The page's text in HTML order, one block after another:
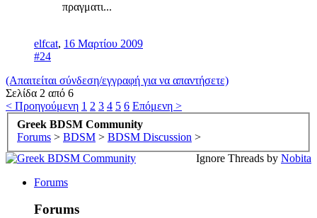
πραγματι...
elfcat, 16 Μαρτίου 2009
#24
(Απαιτείται σύνδεση/εγγραφή για να απαντήσετε)
Σελίδα 2 από 6
< Προηγούμενη 1 2 3 4 5 6 Επόμενη >
Greek BDSM Community
Forums > BDSM > BDSM Discussion >
Ignore Threads by Nobita
Forums
Forums